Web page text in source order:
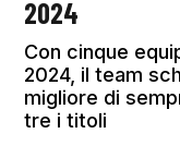
2024
Con cinque
2024, il team
migliore di
tre i titoli